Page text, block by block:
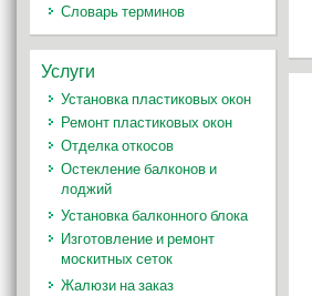
Словарь терминов
Услуги
Установка пластиковых окон
Ремонт пластиковых окон
Отделка откосов
Остекление балконов и
лоджий
Установка балконного блока
Изготовление и ремонт
москитных сеток
Жалюзи на заказ